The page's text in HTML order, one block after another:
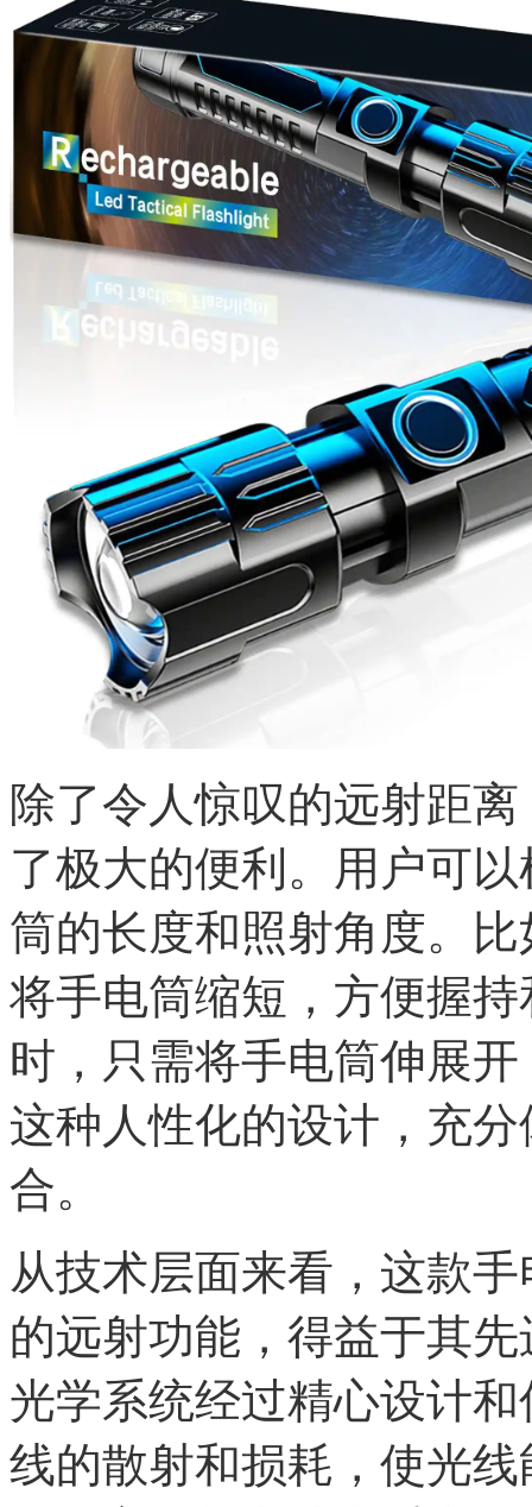
除了令人惊叹的远射距
了极大的便利。用户可
筒的长度和照射角度。
将手电筒缩短，方便握
时，只需将手电筒伸展
这种人性化的设计，充
合。
从技术层面来看，这款
的远射功能，得益于其
光学系统经过精心设计
线的散射和损耗，使光